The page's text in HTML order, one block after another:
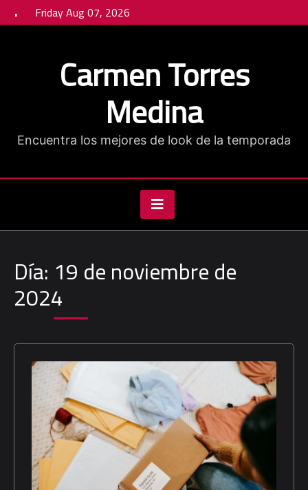
to
Friday Aug 07, 2026
Carmen Torres
Medina
Encuentra los mejores de look de la temporada
Día: 19 de noviembre de
2024